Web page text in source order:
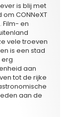
is blij met
om CONNeXT
en
vele troeven
is een stad
erg
aan
tot de rijke
aan de